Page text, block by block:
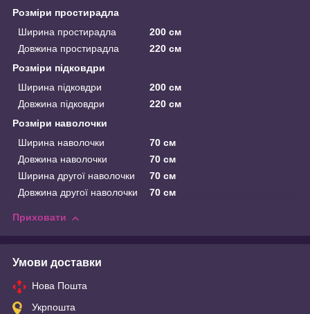
Розміри простирадла
Ширина простирадла
200 см
Довжина простирадла
220 см
Розміри підковдри
Ширина підковдри
200 см
Довжина підковдри
220 см
Розміри наволочки
Ширина наволочки
70 см
Довжина наволочки
70 см
Ширина другої наволочки
70 см
Довжина другої наволочки
70 см
Приховати
Умови доставки
Нова Пошта
Укрпошта